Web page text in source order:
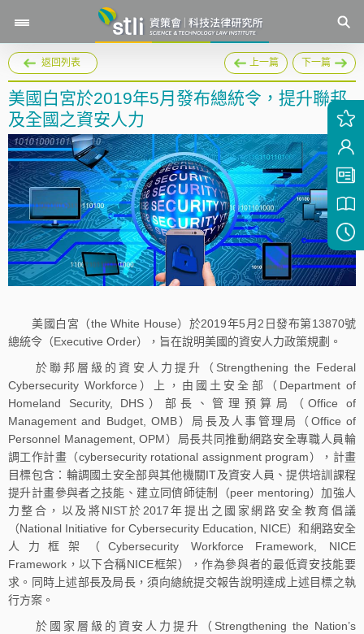
返回列表 上一篇 下一篇
美國白宮於2019年5月發布總統令，提升聯邦
及全國之資安人力
美國白宮（the White House）於2019年5月2日發布第13870號
總統令（Executive Order），旨在說明美國的資安人力政策規劃。
於聯邦層級的資安人力提升（Strengthening the Federal
Cybersecurity Workforce）上，由國土安全部（Department of
Homeland Security, DHS）部長、管理預算局（Office of
Management and Budget, OMB）局長及人事管理局（Office of
Personnel Management, OPM）局長共同推動網路安全專職人員輪
調工作計畫（cybersecurity rotational assignment program），計畫
目標包含：輪調國土安全部與其他機關IT及資安人員、提供培訓課程
提升計畫參與者之技能、建立同儕師徒制（peer mentoring）加強人
力整合，以及將NIST於2017年提出之國家網路安全教育倡議
（National Initiative for Cybersecurity Education, NICE）和網路安全
人力框架（Cybersecurity Workforce Framework, NICE
Framework，以下合稱NICE框架），作為參與者的最低資安技能要
求。同時上述部長及局長，須向總統提交報告說明達成上述目標之執
行方案。
於國家層級的資安人力提升（Strengthening the Nation’s